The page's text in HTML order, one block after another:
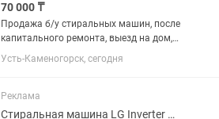
70 000 ₸
Продажа б/у стиральных машин, после
капитального ремонта, выезд на дом,
подключение, гарантия три месяца с
момента установки.
Усть-Каменогорск, сегодня
Реклама
Стиральная машина LG Inverter Direct Drive 6 кг (узкая)